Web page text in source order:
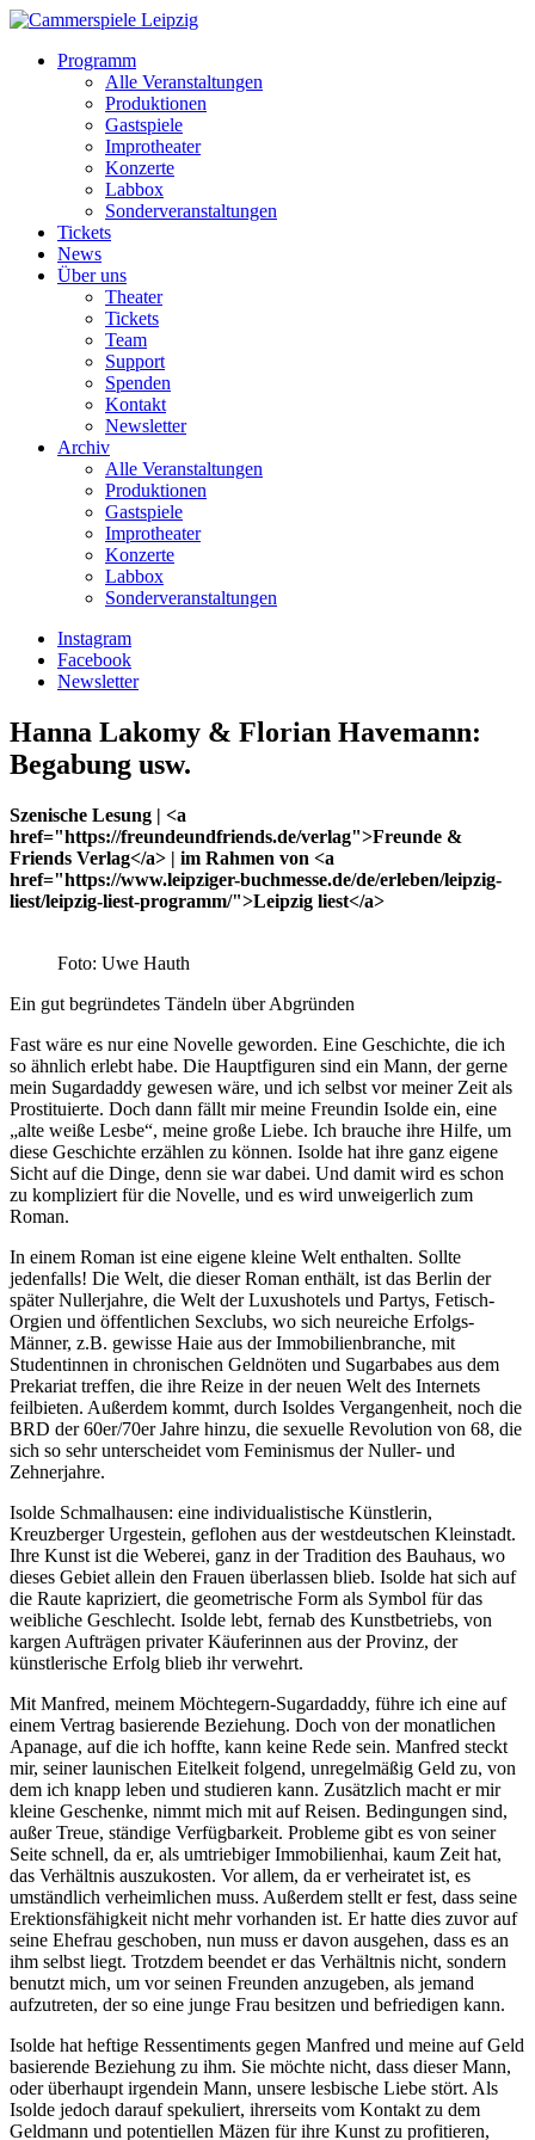
Programm
Alle Veranstaltungen
Produktionen
Gastspiele
Improtheater
Konzerte
Labbox
Sonderveranstaltungen
Tickets
News
Über uns
Theater
Tickets
Team
Support
Spenden
Kontakt
Newsletter
Archiv
Alle Veranstaltungen
Produktionen
Gastspiele
Improtheater
Konzerte
Labbox
Sonderveranstaltungen
Instagram
Facebook
Newsletter
Hanna Lakomy & Florian Havemann:
Begabung usw.
Szenische Lesung | <a
href="https://freundeundfriends.de/verlag">Freunde &
Friends Verlag</a> | im Rahmen von <a
href="https://www.leipziger-buchmesse.de/de/erleben/leipzig-
liest/leipzig-liest-programm/">Leipzig liest</a>
Foto: Uwe Hauth
Ein gut begründetes Tändeln über Abgründen
Fast wäre es nur eine Novelle geworden. Eine Geschichte, die ich
so ähnlich erlebt habe. Die Hauptfiguren sind ein Mann, der gerne
mein Sugardaddy gewesen wäre, und ich selbst vor meiner Zeit als
Prostituierte. Doch dann fällt mir meine Freundin Isolde ein, eine
„alte weiße Lesbe“, meine große Liebe. Ich brauche ihre Hilfe, um
diese Geschichte erzählen zu können. Isolde hat ihre ganz eigene
Sicht auf die Dinge, denn sie war dabei. Und damit wird es schon
zu kompliziert für die Novelle, und es wird unweigerlich zum
Roman.
In einem Roman ist eine eigene kleine Welt enthalten. Sollte
jedenfalls! Die Welt, die dieser Roman enthält, ist das Berlin der
später Nullerjahre, die Welt der Luxushotels und Partys, Fetisch-
Orgien und öffentlichen Sexclubs, wo sich neureiche Erfolgs-
Männer, z.B. gewisse Haie aus der Immobilienbranche, mit
Studentinnen in chronischen Geldnöten und Sugarbabes aus dem
Prekariat treffen, die ihre Reize in der neuen Welt des Internets
feilbieten. Außerdem kommt, durch Isoldes Vergangenheit, noch die
BRD der 60er/70er Jahre hinzu, die sexuelle Revolution von 68, die
sich so sehr unterscheidet vom Feminismus der Nuller- und
Zehnerjahre.
Isolde Schmalhausen: eine individualistische Künstlerin,
Kreuzberger Urgestein, geflohen aus der westdeutschen Kleinstadt.
Ihre Kunst ist die Weberei, ganz in der Tradition des Bauhaus, wo
dieses Gebiet allein den Frauen überlassen blieb. Isolde hat sich auf
die Raute kapriziert, die geometrische Form als Symbol für das
weibliche Geschlecht. Isolde lebt, fernab des Kunstbetriebs, von
kargen Aufträgen privater Käuferinnen aus der Provinz, der
künstlerische Erfolg blieb ihr verwehrt.
Mit Manfred, meinem Möchtegern-Sugardaddy, führe ich eine auf
einem Vertrag basierende Beziehung. Doch von der monatlichen
Apanage, auf die ich hoffte, kann keine Rede sein. Manfred steckt
mir, seiner launischen Eitelkeit folgend, unregelmäßig Geld zu, von
dem ich knapp leben und studieren kann. Zusätzlich macht er mir
kleine Geschenke, nimmt mich mit auf Reisen. Bedingungen sind,
außer Treue, ständige Verfügbarkeit. Probleme gibt es von seiner
Seite schnell, da er, als umtriebiger Immobilienhai, kaum Zeit hat,
das Verhältnis auszukosten. Vor allem, da er verheiratet ist, es
umständlich verheimlichen muss. Außerdem stellt er fest, dass seine
Erektionsfähigkeit nicht mehr vorhanden ist. Er hatte dies zuvor auf
seine Ehefrau geschoben, nun muss er davon ausgehen, dass es an
ihm selbst liegt. Trotzdem beendet er das Verhältnis nicht, sondern
benutzt mich, um vor seinen Freunden anzugeben, als jemand
aufzutreten, der so eine junge Frau besitzen und befriedigen kann.
Isolde hat heftige Ressentiments gegen Manfred und meine auf Geld
basierende Beziehung zu ihm. Sie möchte nicht, dass dieser Mann,
oder überhaupt irgendein Mann, unsere lesbische Liebe stört. Als
Isolde jedoch darauf spekuliert, ihrerseits vom Kontakt zu dem
Geldmann und potentiellen Mäzen für ihre Kunst zu profitieren,